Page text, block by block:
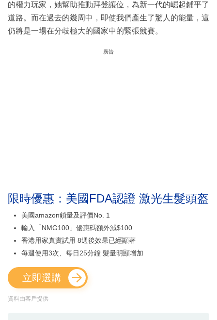
的權力玩家，她幫助推動拜登讓位，為新一代的崛起鋪平了
道路。而在過去的幾周中，即使我們產生了驚人的能量，這
仍將是一場在分歧極大的國家中的緊張競賽。
廣告
限時優惠：美國FDA認證 激光生髮頭盔
美國amazon鎖量及評價No. 1
輸入「NMG100」優惠碼額外減$100
香港用家真實試用 8週後效果已經顯著
每週使用3次、每日25分鐘 髮量明顯增加
立即選購
資料由客戶提供